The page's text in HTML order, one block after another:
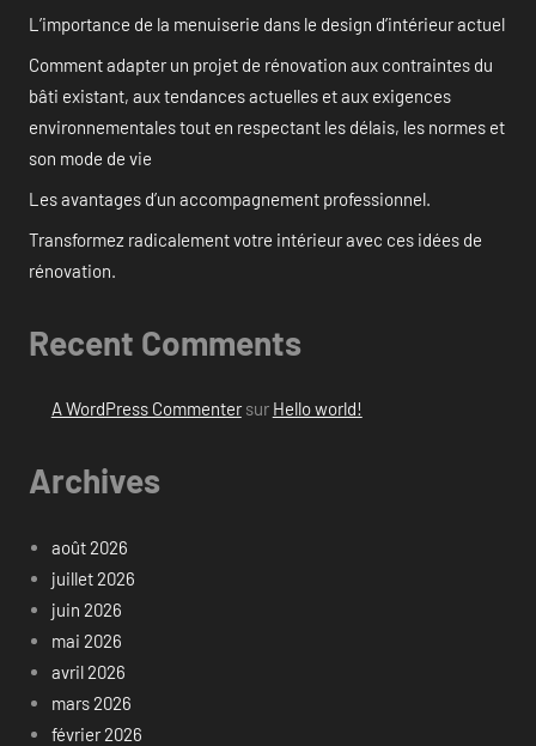
L’importance de la menuiserie dans le design d’intérieur actuel
Comment adapter un projet de rénovation aux contraintes du
bâti existant, aux tendances actuelles et aux exigences
environnementales tout en respectant les délais, les normes et
son mode de vie
Les avantages d’un accompagnement professionnel.
Transformez radicalement votre intérieur avec ces idées de
rénovation.
Recent Comments
A WordPress Commentersur Hello world!
Archives
août 2026
juillet 2026
juin 2026
mai 2026
avril 2026
mars 2026
février 2026